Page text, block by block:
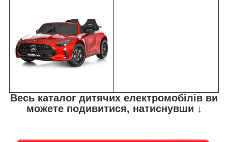
Весь каталог дитячих електромобілів ви
можете подивитися, натиснувши ↓